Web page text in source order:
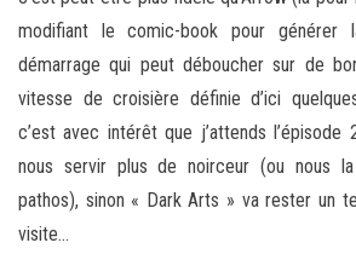
modifiant le comic-book pour générer
démarrage qui peut déboucher sur de
vitesse de croisière définie d’ici
c’est avec intérêt que j’attends l’épisode
nous servir plus de noirceur (ou nous
pathos), sinon « Dark Arts » va rester un
visite…